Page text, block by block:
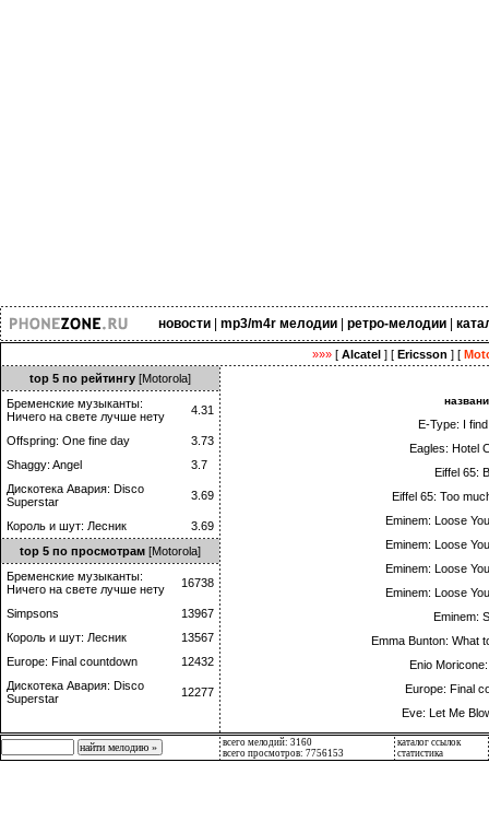
новости| mp3/m4r мелодии| ретро-мелодии|
»»»[ Alcatel] [ Ericsson ] [
top 5 по рейтингу [Motorola]
Бременские музыканты:
Ничего на свете лучше нету
4.31
Offspring: One fine day
3.73
Shaggy: Angel
3.7
Дискотека Авария: Disco
Superstar
3.69
Король и шут: Лесник
3.69
top 5 по просмотрам [Motorola]
Бременские музыканты:
Ничего на свете лучше нету
16738
Simpsons
13967
Король и шут: Лесник
13567
Europe: Final countdown
12432
Дискотека Авария: Disco
Superstar
12277
E-Type: I
Eagles: Hotel
Eiffel 65:
Eiffel 65: Too
Eminem: Loose
Eminem: Loose
Eminem: Loose
Eminem: Loose
Eminem:
Emma Bunton: What
Enio
Europe: Final
Eve: Let Me
всего мелодий: 3160
всего просмотров: 7756153
каталог ссылок
статистика